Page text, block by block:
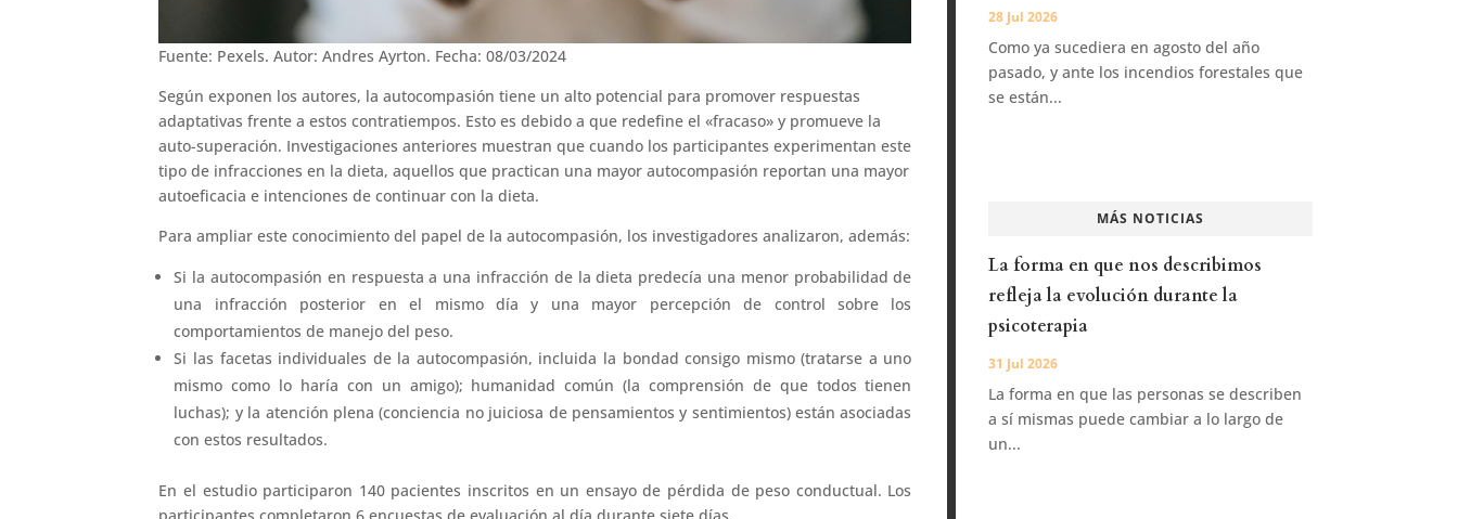
Fuente: Pexels. Autor: Andres Ayrton. Fecha: 08/03/2024
Según exponen los autores, la autocompasión tiene un alto potencial para promover respuestas
adaptativas frente a estos contratiempos. Esto es debido a que redefine el «fracaso» y promueve la
auto-superación. Investigaciones anteriores muestran que cuando los participantes experimentan este
tipo de infracciones en la dieta, aquellos que practican una mayor autocompasión reportan una mayor
autoeficacia e intenciones de continuar con la dieta.
Para ampliar este conocimiento del papel de la autocompasión, los investigadores analizaron, además:
Si la autocompasión en respuesta a una infracción de la dieta predecía una menor probabilidad de
una infracción posterior en el mismo día y una mayor percepción de control sobre los
comportamientos de manejo del peso.
Si las facetas individuales de la autocompasión, incluida la bondad consigo mismo (tratarse a uno
mismo como lo haría con un amigo); humanidad común (la comprensión de que todos tienen
luchas); y la atención plena (conciencia no juiciosa de pensamientos y sentimientos) están asociadas
con estos resultados.
En el estudio participaron 140 pacientes inscritos en un ensayo de pérdida de peso conductual. Los
28 Jul 2026
Como ya sucediera en agosto del año
pasado, y ante los incendios forestales que
se están...
MÁS NOTICIAS
La forma en que nos describimos
refleja la evolución durante la
psicoterapia
31 Jul 2026
La forma en que las personas se describen
a sí mismas puede cambiar a lo largo de
un...